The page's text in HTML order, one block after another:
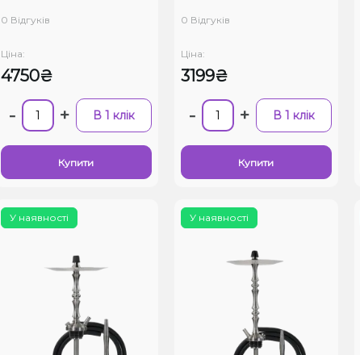
0 Відгуків
Ціна:
4750₴
- + В 1 клік
Купити
0 Відгуків
Ціна:
3199₴
- + В 1 клік
Купити
У наявності У наявності